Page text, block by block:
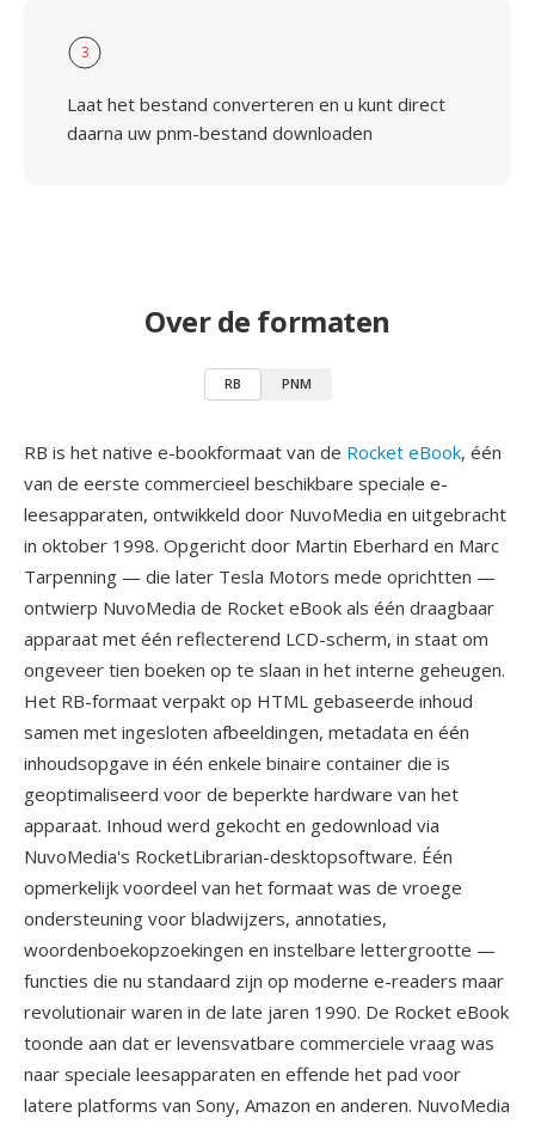
3
Laat het bestand converteren en u kunt direct
daarna uw pnm-bestand downloaden
Over de formaten
RB PNM
RB is het native e-bookformaat van de Rocket eBook, één
van de eerste commercieel beschikbare speciale e-
leesapparaten, ontwikkeld door NuvoMedia en uitgebracht
in oktober 1998. Opgericht door Martin Eberhard en Marc
Tarpenning — die later Tesla Motors mede oprichtten —
ontwierp NuvoMedia de Rocket eBook als één draagbaar
apparaat met één reflecterend LCD-scherm, in staat om
ongeveer tien boeken op te slaan in het interne geheugen.
Het RB-formaat verpakt op HTML gebaseerde inhoud
samen met ingesloten afbeeldingen, metadata en één
inhoudsopgave in één enkele binaire container die is
geoptimaliseerd voor de beperkte hardware van het
apparaat. Inhoud werd gekocht en gedownload via
NuvoMedia's RocketLibrarian-desktopsoftware. Één
opmerkelijk voordeel van het formaat was de vroege
ondersteuning voor bladwijzers, annotaties,
woordenboekopzoekingen en instelbare lettergrootte —
functies die nu standaard zijn op moderne e-readers maar
revolutionair waren in de late jaren 1990. De Rocket eBook
toonde aan dat er levensvatbare commerciele vraag was
naar speciale leesapparaten en effende het pad voor
latere platforms van Sony, Amazon en anderen. NuvoMedia